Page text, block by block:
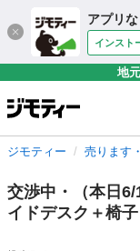
アプリ
インスト
地
ジモティー 売ります
交渉中・（本日
イドデスク＋椅